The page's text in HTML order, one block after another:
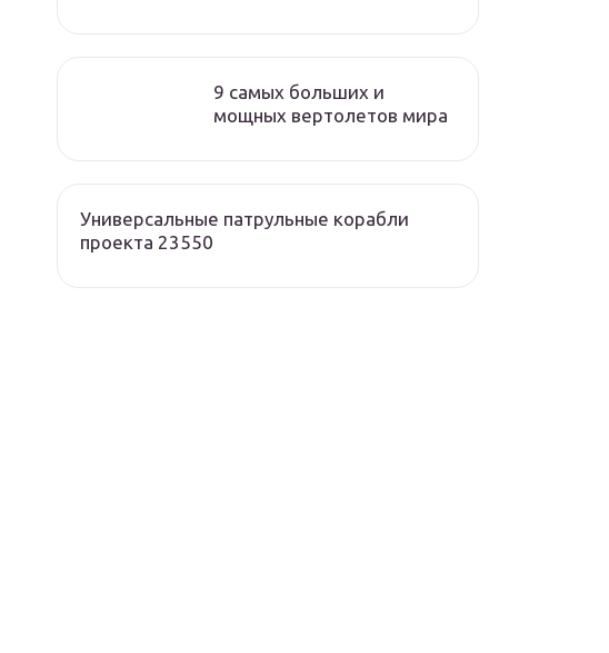
9 самых больших и
мощных вертолетов мира
Универсальные патрульные корабли
проекта 23550